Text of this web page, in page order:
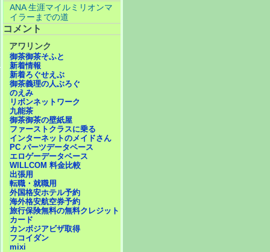
ANA 生涯マイルミリオンマ
イラーまでの道
コメント
アワリンク
御茶御茶そふと
新着情報
新着ろぐせえぶ
御茶義理の人ぶろぐ
のえみ
リボンネットワーク
九能茶
御茶御茶の壁紙屋
ファーストクラスに乗る
インターネットのメイドさん
PC パーツデータベース
エロゲーデータベース
WILLCOM 料金比較
出張用
転職・就職用
外国格安ホテル予約
海外格安航空券予約
旅行保険無料の無料クレジット
カード
カンボジアビザ取得
フコイダン
mixi